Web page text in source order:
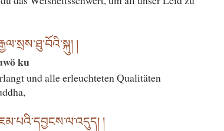
།
ku
und alle erleuchteten Qualitäten
།